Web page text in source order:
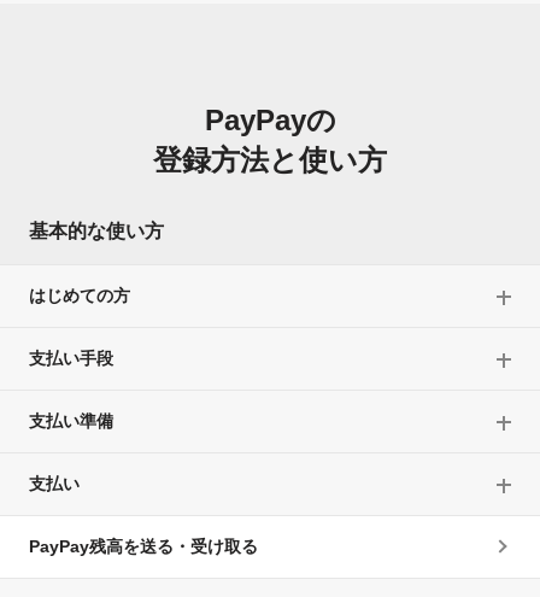
PayPayの
登録方法と使い方
基本的な使い方
はじめての方
支払い手段
支払い準備
支払い
PayPay残高を送る・受け取る